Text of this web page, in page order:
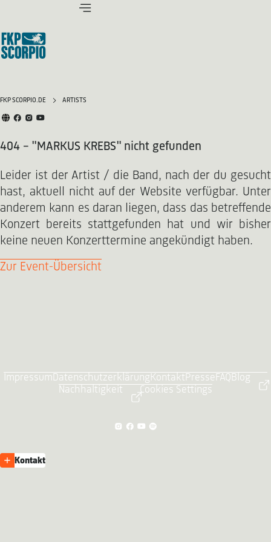
FKP SCORPIO.DE ARTISTS
404 - "MARKUS KREBS" nicht gefunden
Leider ist der Artist / die Band, nach der du gesucht
hast, aktuell nicht auf der Website verfügbar. Unter
anderem kann es daran liegen, dass das betreffende
Konzert bereits stattgefunden hat und wir bisher
keine neuen Konzerttermine angekündigt haben.
Zur Event-Übersicht
ImpressumDatenschutzerklärungKontaktPresse FAQBlog
Nachhaltigkeit
Cookies Settings
Kontakt